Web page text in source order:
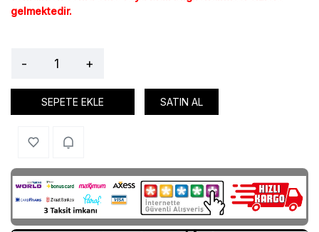
gelmektedir.
- +
SEPETE EKLE SATIN AL